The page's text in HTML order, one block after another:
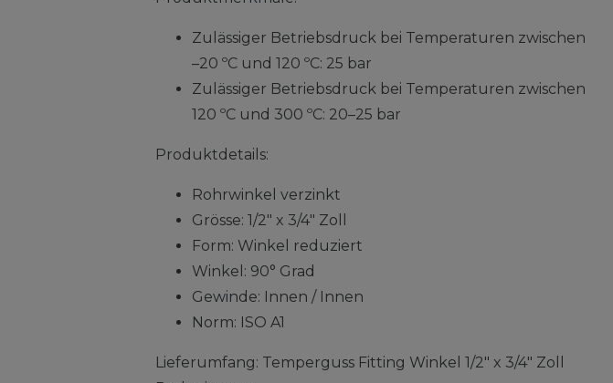
Zulässiger Betriebsdruck bei Temperaturen zwischen
–20 ºC und 120 ºC: 25 bar
Zulässiger Betriebsdruck bei Temperaturen zwischen
120 ºC und 300 ºC: 20–25 bar
Produktdetails:
Rohrwinkel verzinkt
Grösse: 1/2" x 3/4" Zoll
Form: Winkel reduziert
Winkel: 90° Grad
Gewinde: Innen / Innen
Norm: ISO A1
Lieferumfang: Temperguss Fitting Winkel 1/2" x 3/4" Zoll